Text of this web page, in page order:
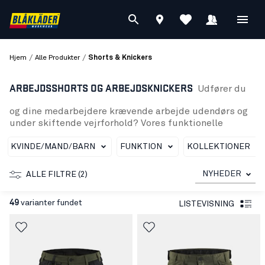
Hjem / Alle Produkter / Shorts & Knickers
ARBEJDSSHORTS OG ARBEJDSKNICKERS Udfører du
og dine medarbejdere krævende arbejde udendørs og
under skiftende vejrforhold? Vores funktionelle
jeres pålidelige ledsager i sommerhalvåret.
højsædet. Og vi leverer på tværs af brancher og
håndværkershorts og -knickers
tilmalere og murere serviceshortstil service-
mulighed for virksomhedsprofilering. Dertil har vi et
i risikomiljøer og til transportbranchen.
KVINDE/MAND/BARN FUNKTION KOLLEKTIONER
ALLE FILTRE (2) NYHEDER
49 varianter fundet LISTEVISNING